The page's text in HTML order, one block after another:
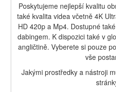
Poskytujeme nejlepší kvalitu
také kvalita videa včetně 4K
HD 420p a Mp4. Dostupné
dabingem. K dispozici také v
angličtině. Vyberete si pouze
vše
Jakými prostředky a nástroji